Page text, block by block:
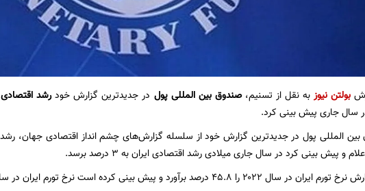
بولتن نیوزبه نقل از تسنیم،صندوق بین المللی پول در جدیدترین گزارش خودرشد اقتصادی۳ و تورم ۴۷ درصدی را برای
سال جاری پیش بینی کرد.
و پیش بینی کرد در سال جاری میلادی رشد اقتصادی ایران به ۳ درصد برسد.
۲۰۲۲ را ۴۵.۸ درصد برآورد و پیش بینی کرده است نرخ تورم ایران در سال جاری به ۴۷ درصد افزایش یابد.